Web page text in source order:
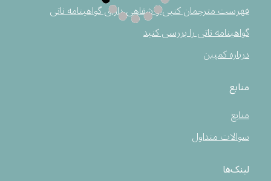
فهرست مترجمان کتبی و شفاهی دارای گواهینامه ناتی
گواهینامه ناتی را بررسی کنید
درباره کمپین
منابع
منابع
سوالات متداول
لینک‌ها